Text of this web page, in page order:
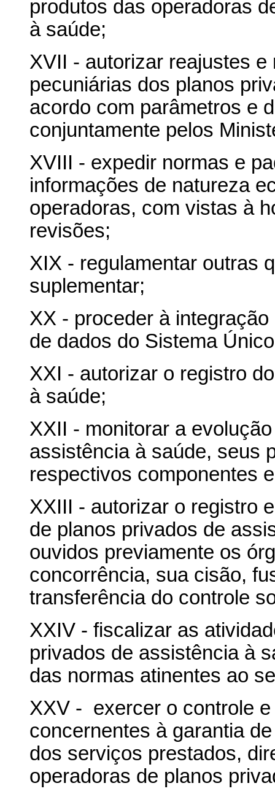
produtos das operadoras
à saúde;
XVII - autorizar reajustes
pecuniárias dos planos
acordo com parâmetros e
conjuntamente pelos
XVIII - expedir normas e
informações de natureza
operadoras, com vistas à
revisões;
XIX - regulamentar outras
suplementar;
XX - proceder à
de dados do Sistema
XXI - autorizar o registro
à saúde;
XXII - monitorar a
assistência à saúde, seus
respectivos componentes
XXIII - autorizar o registro
de planos privados de
ouvidos previamente os
concorrência, sua cisão,
transferência do controle
XXIV - fiscalizar as
privados de assistência à
das normas atinentes ao
XXV - exercer o controle
concernentes à garantia
dos serviços prestados,
operadoras de planos